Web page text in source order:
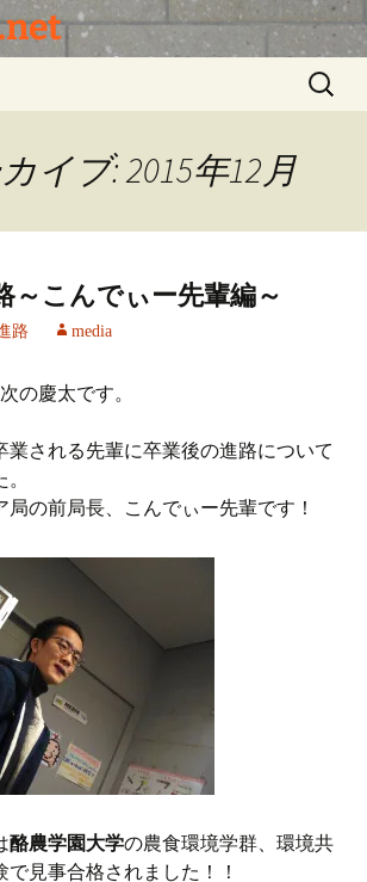
検
索:
イブ: 2015年12月
～こんでぃー先輩編～
路 media
の慶太です。
業される先輩に卒業後の進路について
局の前局長、こんでぃー先輩です！
酪農学園大学の農食環境学群、環境共
見事合格されました！！